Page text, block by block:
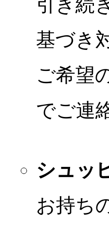
引き続
基づき
ご希望
でご連
シュッ
お持ち